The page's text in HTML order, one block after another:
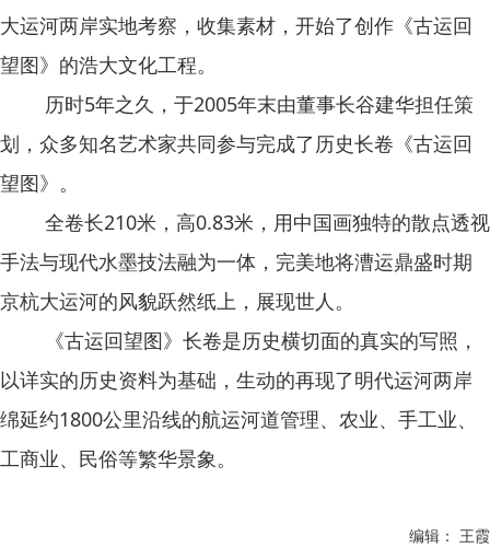
大运河两岸实地考察，收集素材，开始了创作《古运回
望图》的浩大文化工程。
历时5年之久，于2005年末由董事长谷建华担任策
划，众多知名艺术家共同参与完成了历史长卷《古运回
望图》。
全卷长210米，高0.83米，用中国画独特的散点透视
手法与现代水墨技法融为一体，完美地将漕运鼎盛时期
京杭大运河的风貌跃然纸上，展现世人。
《古运回望图》长卷是历史横切面的真实的写照，
以详实的历史资料为基础，生动的再现了明代运河两岸
绵延约1800公里沿线的航运河道管理、农业、手工业、
工商业、民俗等繁华景象。
编辑： 王霞